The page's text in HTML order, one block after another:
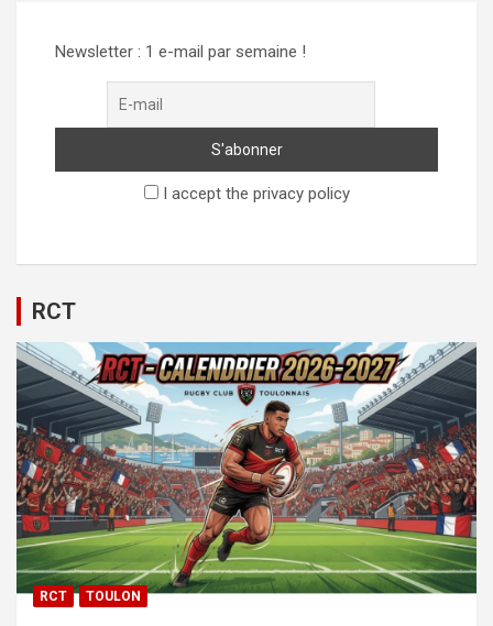
Newsletter : 1 e-mail par semaine !
I accept the privacy policy
RCT
RCT TOULON